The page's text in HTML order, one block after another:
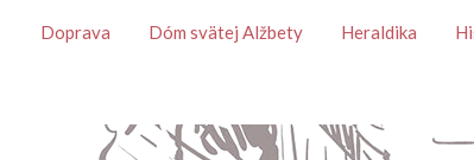
Témy
Doprava Dóm svätej Alžbety Heraldika